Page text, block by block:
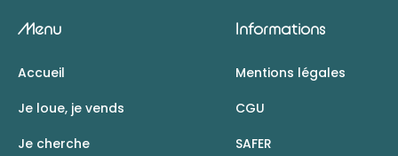
Menu
Accueil
Je loue, je vends
Je cherche
Informations
Mentions légales
CGU
SAFER